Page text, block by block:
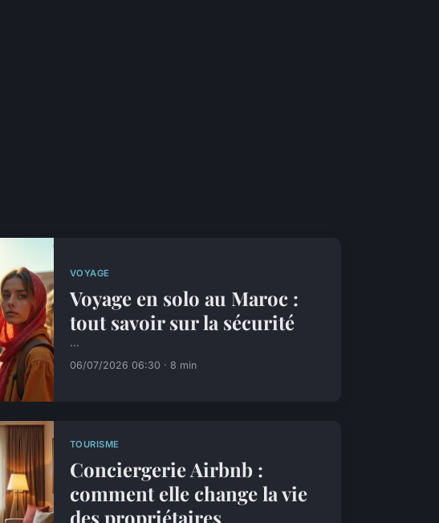
VOYAGE
Voyage en solo au Maroc :
tout savoir sur la sécurité
...
06/07/2026 06:30 · 8 min
TOURISME
Conciergerie Airbnb :
comment elle change la vie
des propriétaires